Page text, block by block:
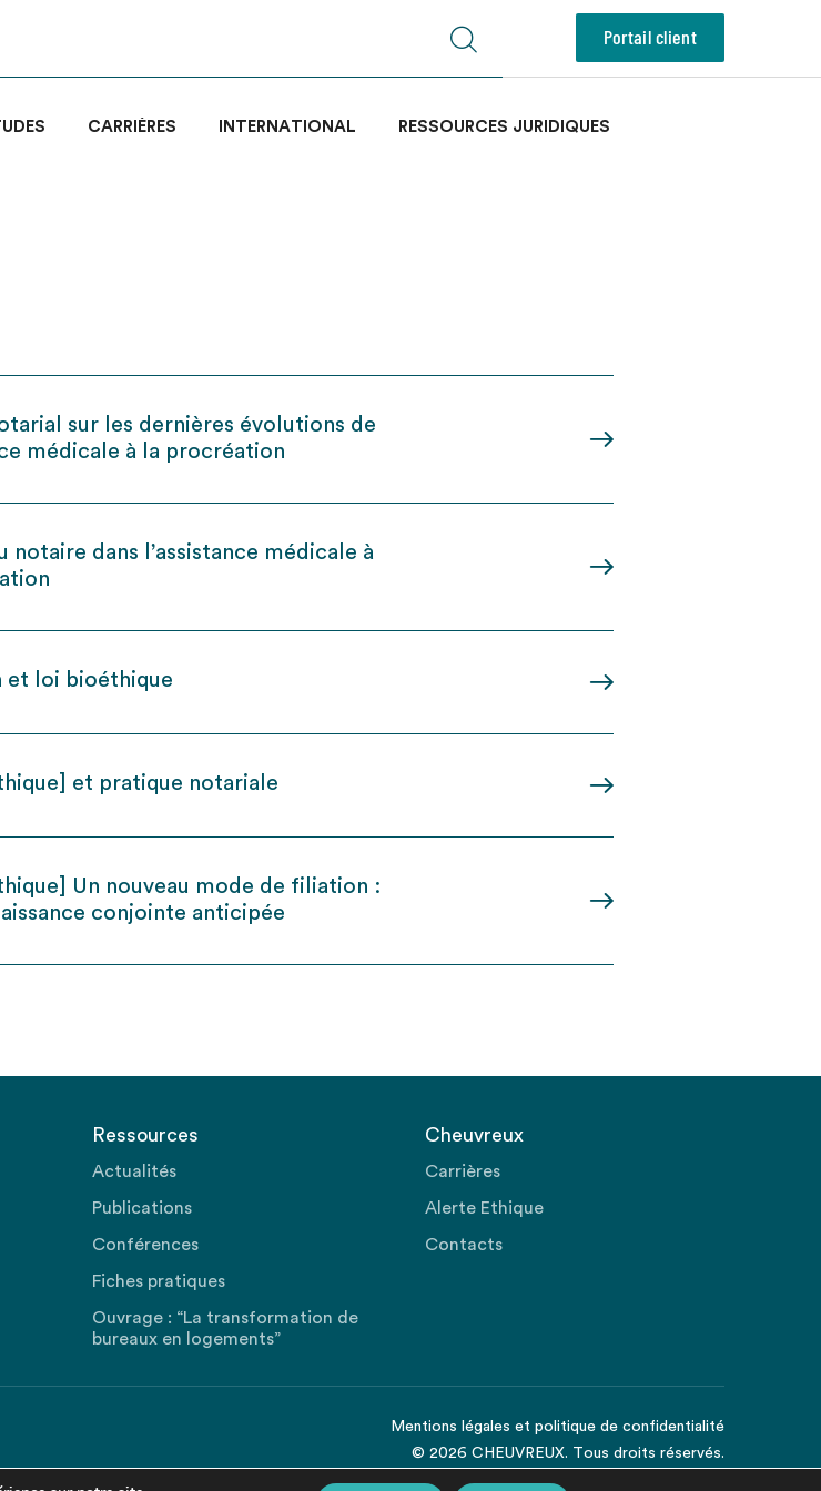
Portail client
CARRIÈRES INTERNATIONAL RESSOURCES JURIDIQUES
sur les dernières évolutions de
médicale à la procréation
notaire dans l’assistance médicale à
et loi bioéthique
et pratique notariale
Un nouveau mode de filiation :
conjointe anticipée
Ressources
Actualités
Publications
Conférences
Fiches pratiques
Ouvrage : “La transformation de
bureaux en logements”
Cheuvreux
Carrières
Alerte Ethique
Contacts
Mentions légales et politique de confidentialité
© 2026 CHEUVREUX. Tous droits réservés.